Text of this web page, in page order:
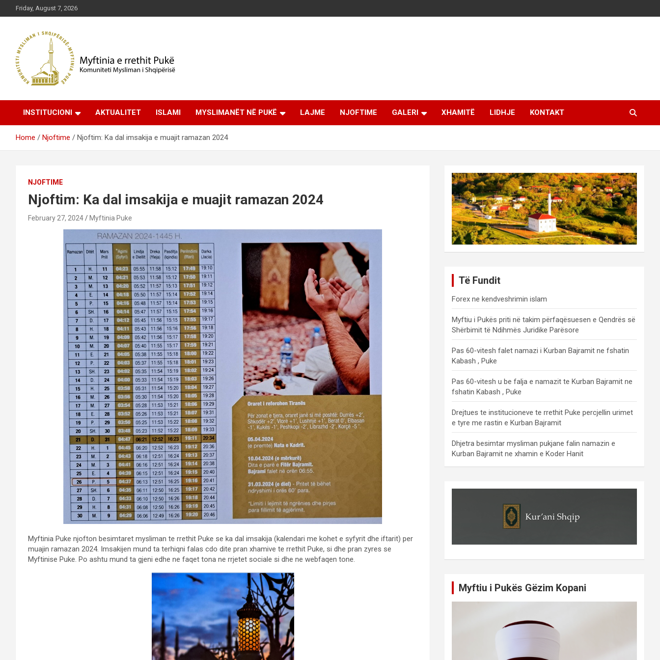
to
Friday, August 7, 2026
Myftinia Pukë | Faqja
Zyrtare
INSTITUCIONI AKTUALITET ISLAMI MYSLIMANËT NË PUKË LAJME NJOFTIME GALERI XHAMITË LIDHJE KONTAKT
Home Njoftime Njoftim: Ka dal imsakija e muajit ramazan 2024
NJOFTIME
Njoftim: Ka dal imsakija e muajit ramazan 2024
February 27, 2024 Myftinia Puke
Myftinia Puke njofton besimtaret mysliman te rrethit Puke se ka dal imsakija (kalendari me kohet e syfyrit dhe iftarit) per
muajin ramazan 2024. Imsakijen mund ta terhiqni falas cdo dite pran xhamive te rrethit Puke, si dhe pran zyres se
Myftinise Puke. Po ashtu mund ta gjeni edhe ne faqet tona ne rrjetet sociale si dhe ne webfaqen tone.
Të Fundit
Forex ne kendveshrimin islam
Myftiu i Pukës priti në takim përfaqësuesen e Qendrës së
Shërbimit të Ndihmës Juridike Parësore
Pas 60-vitesh falet namazi i Kurban Bajramit ne fshatin
Kabash , Puke
Pas 60-vitesh u be falja e namazit te Kurban Bajramit ne
fshatin Kabash , Puke
Drejtues te institucioneve te rrethit Puke percjellin urimet
e tyre me rastin e Kurban Bajramit
Dhjetra besimtar mysliman pukjane falin namazin e
Kurban Bajramit ne xhamin e Koder Hanit
Myftiu i Pukës Gëzim Kopani